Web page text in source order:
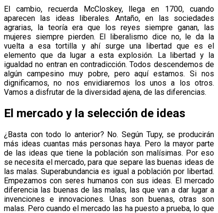
El cambio, recuerda McCloskey, llega en 1700, cuando
aparecen las ideas liberales. Antaño, en las sociedades
agrarias, la teoría era que los reyes siempre ganan, las
mujeres siempre pierden. El liberalismo dice no, le da la
vuelta a esa tortilla y ahí surge una libertad que es el
elemento que da lugar a esta explosión. La libertad y la
igualdad no entran en contradicción. Todos descendemos de
algún campesino muy pobre, pero aquí estamos. Si nos
dignificamos, no nos envidiaremos los unos a los otros.
Vamos a disfrutar de la diversidad ajena, de las diferencias.
El mercado y la selección de ideas
¿Basta con todo lo anterior? No. Según Tupy, se producirán
más ideas cuantas más personas haya. Pero la mayor parte
de las ideas que tiene la población son malísimas. Por eso
se necesita el mercado, para que separe las buenas ideas de
las malas. Superabundancia es igual a población por libertad.
Empezamos con seres humanos con sus ideas. El mercado
diferencia las buenas de las malas, las que van a dar lugar a
invenciones e innovaciones. Unas son buenas, otras son
malas. Pero cuando el mercado las ha puesto a prueba, lo que